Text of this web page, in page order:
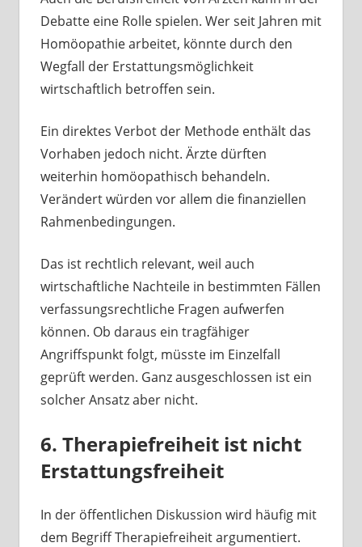
Debatte eine Rolle spielen. Wer seit Jahren mit
Homöopathie arbeitet, könnte durch den
Wegfall der Erstattungsmöglichkeit
wirtschaftlich betroffen sein.
Ein direktes Verbot der Methode enthält das
Vorhaben jedoch nicht. Ärzte dürften
weiterhin homöopathisch behandeln.
Verändert würden vor allem die finanziellen
Rahmenbedingungen.
Das ist rechtlich relevant, weil auch
wirtschaftliche Nachteile in bestimmten Fällen
verfassungsrechtliche Fragen aufwerfen
können. Ob daraus ein tragfähiger
Angriffspunkt folgt, müsste im Einzelfall
geprüft werden. Ganz ausgeschlossen ist ein
solcher Ansatz aber nicht.
6. Therapiefreiheit ist nicht
Erstattungsfreiheit
In der öffentlichen Diskussion wird häufig mit
dem Begriff Therapiefreiheit argumentiert.